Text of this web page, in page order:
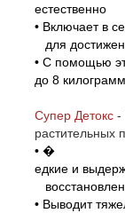
естественно
• Включает в
для
• С помощью
до 8
Супер Детокс-
растительных
• �
едкие и
• Выводит